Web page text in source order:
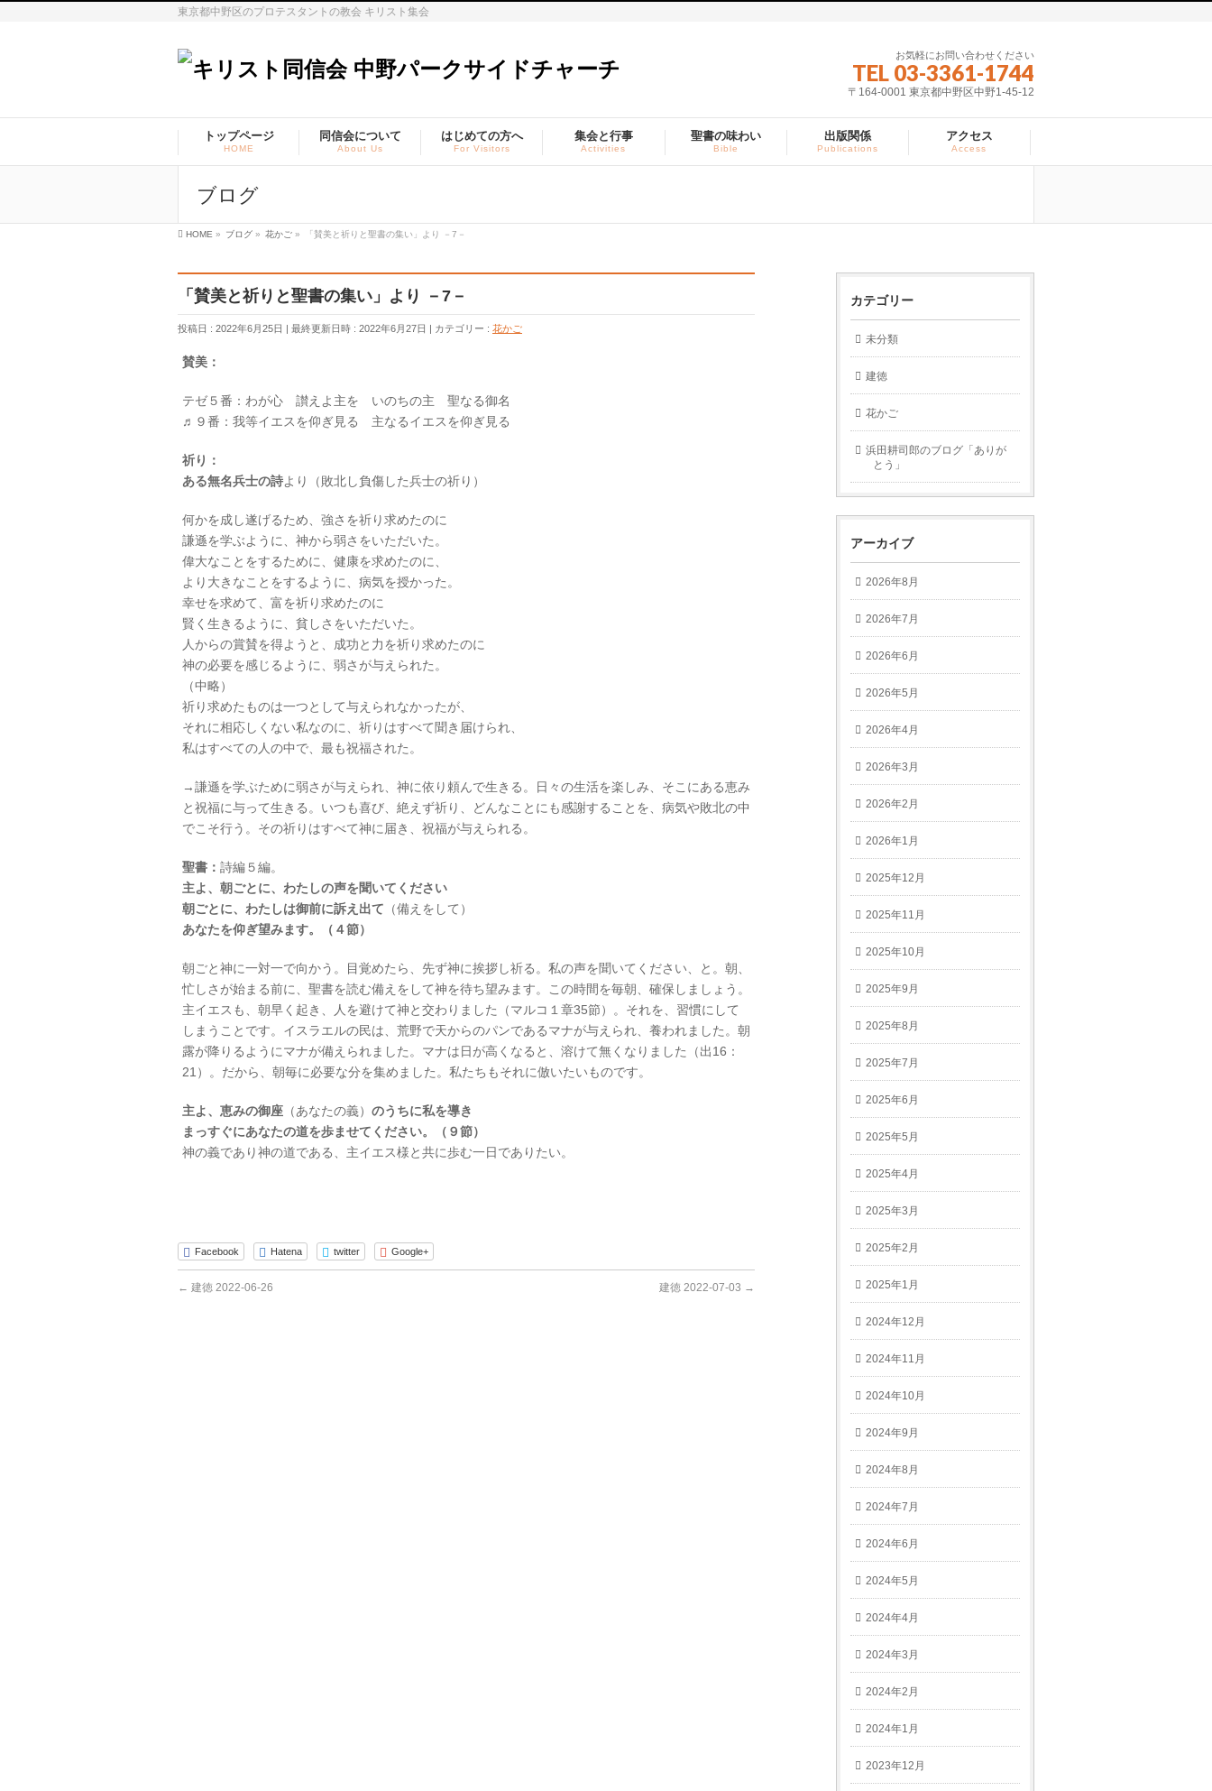
東京都中野区のプロテスタントの教会 キリスト集会
お気軽にお問い合わせください
TEL 03-3361-1744
〒164-0001 東京都中野区中野1-45-12
トップページ
HOME
同信会について
About Us
はじめての方へ
For Visitors
集会と行事
Activities
聖書の味わい
Bible
出版関係
Publications
アクセス
Access
ブログ
HOME » ブログ » 花かご » 「賛美と祈りと聖書の集い」より －7－
「賛美と祈りと聖書の集い」より －7－
投稿日 : 2022年6月25日 最終更新日時 : 2022年6月27日 カテゴリー : 花かご
賛美：
テゼ５番：わが心 讃えよ主を いのちの主 聖なる御名
♬９番：我等イエスを仰ぎ見る 主なるイエスを仰ぎ見る
祈り：
ある無名兵士の詩より（敗北し負傷した兵士の祈り）
何かを成し遂げるため、強さを祈り求めたのに
謙遜を学ぶように、神から弱さをいただいた。
偉大なことをするために、健康を求めたのに、
より大きなことをするように、病気を授かった。
幸せを求めて、富を祈り求めたのに
賢く生きるように、貧しさをいただいた。
人からの賞賛を得ようと、成功と力を祈り求めたのに
神の必要を感じるように、弱さが与えられた。
（中略）
祈り求めたものは一つとして与えられなかったが、
それに相応しくない私なのに、祈りはすべて聞き届けられ、
私はすべての人の中で、最も祝福された。
→謙遜を学ぶために弱さが与えられ、神に依り頼んで生きる。日々の生活を楽しみ、そこにある恵み
と祝福に与って生きる。いつも喜び、絶えず祈り、どんなことにも感謝することを、病気や敗北の中
でこそ行う。その祈りはすべて神に届き、祝福が与えられる。
聖書： 詩編５編。
主よ、朝ごとに、わたしの声を聞いてください
朝ごとに、わたしは御前に訴え出て （備えをして）
あなたを仰ぎ望みます。（４節）
朝ごと神に一対一で向かう。目覚めたら、先ず神に挨拶し祈る。私の声を聞いてください、と。朝、
忙しさが始まる前に、聖書を読む備えをして神を待ち望みます。この時間を毎朝、確保しましょう。
主イエスも、朝早く起き、人を避けて神と交わりました（マルコ１章35節）。それを、習慣にして
しまうことです。イスラエルの民は、荒野で天からのパンであるマナが与えられ、養われました。朝
露が降りるようにマナが備えられました。マナは日が高くなると、溶けて無くなりました（出16：
21）。だから、朝毎に必要な分を集めました。私たちもそれに倣いたいものです。
主よ、恵みの御座 （あなたの義） のうちに私を導き
まっすぐにあなたの道を歩ませてください。（９節）
神の義であり神の道である、主イエス様と共に歩む一日でありたい。
Facebook Hatena twitter Google+
← 建徳 2022-06-26 建徳 2022-07-03 →
カテゴリー
未分類
建徳
花かご
浜田耕司郎のブログ「ありが
とう」
アーカイブ
2026年8月
2026年7月
2026年6月
2026年5月
2026年4月
2026年3月
2026年2月
2026年1月
2025年12月
2025年11月
2025年10月
2025年9月
2025年8月
2025年7月
2025年6月
2025年5月
2025年4月
2025年3月
2025年2月
2025年1月
2024年12月
2024年11月
2024年10月
2024年9月
2024年8月
2024年7月
2024年6月
2024年5月
2024年4月
2024年3月
2024年2月
2024年1月
2023年12月